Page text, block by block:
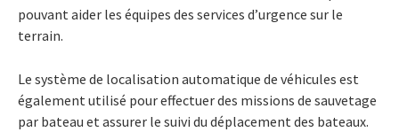
pouvant aider les équipes des services d’urgence sur le
terrain.
Le système de localisation automatique de véhicules est
également utilisé pour effectuer des missions de sauvetage
par bateau et assurer le suivi du déplacement des bateaux.